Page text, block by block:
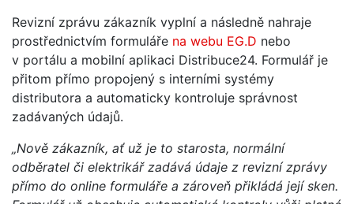
Revizní zprávu zákazník vyplní a následně nahraje
prostřednictvím formuláře na webu EG.D nebo
v portálu a mobilní aplikaci Distribuce24. Formulář je
přitom přímo propojený s interními systémy
distributora a automaticky kontroluje správnost
zadávaných údajů.
„Nově zákazník, ať už je to starosta, normální
odběratel či elektrikář zadává údaje z revizní zprávy
přímo do online formuláře a zároveň přikládá její sken.